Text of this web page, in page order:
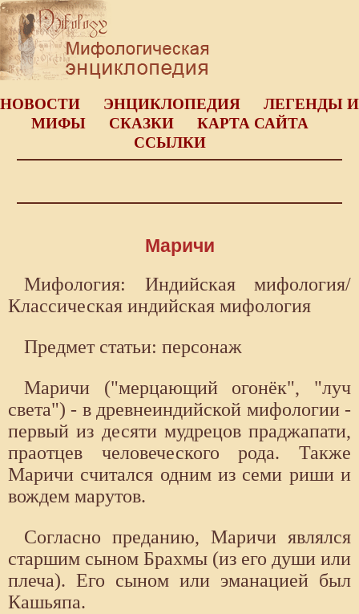
НОВОСТИ ЭНЦИКЛОПЕДИЯ
ЛЕГЕНДЫ И
МИФЫ
СКАЗКИ
КАРТА САЙТА
ССЫЛКИ
Маричи
Мифология: Индийская мифология/
Классическая индийская мифология
Предмет статьи: персонаж
Маричи ("мерцающий огонёк", "луч
света") - в древнеиндийской мифологии -
первый из десяти мудрецов праджапати,
праотцев человеческого рода. Также
Маричи считался одним из семи риши и
вождем марутов.
Согласно преданию, Маричи являлся
старшим сыном Брахмы (из его души или
плеча). Его сыном или эманацией был
Кашьяпа.